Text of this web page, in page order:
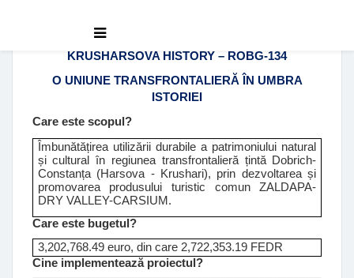
KRUSHARSOVA HISTORY – ROBG-134
O UNIUNE TRANSFRONTALIERĂ ÎN UMBRA
ISTORIEI
Care este scopul?
Îmbunătățirea utilizării durabile a patrimoniului natural
și cultural în regiunea transfrontalieră țintă Dobrich-
Constanța (Harsova - Krushari), prin dezvoltarea și
promovarea produsului turistic comun ZALDAPA-
DRY VALLEY-CARSIUM.
Care este bugetul?
3,202,768.49 euro, din care 2,722,353.19 FEDR
Cine implementează proiectul?